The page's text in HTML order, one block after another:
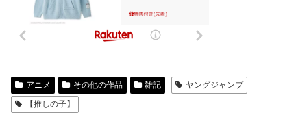
アニメ その他の作品 雑記
ヤングジャンプ
【推しの子】